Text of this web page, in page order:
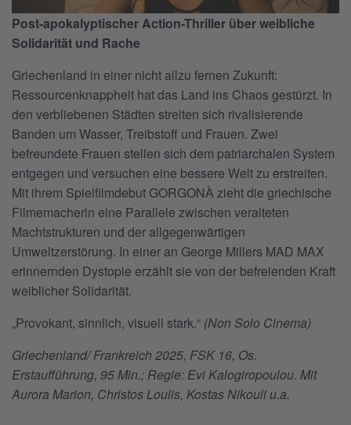
Post-apokalyptischer Action-Thriller über weibliche
Solidarität und Rache
Griechenland in einer nicht allzu fernen Zukunft:
Ressourcenknappheit hat das Land ins Chaos gestürzt. In
den verbliebenen Städten streiten sich rivalisierende
Banden um Wasser, Treibstoff und Frauen. Zwei
befreundete Frauen stellen sich dem patriarchalen System
entgegen und versuchen eine bessere Welt zu erstreiten.
Mit ihrem Spielfilmdebut GORGONÀ zieht die griechische
Filmemacherin eine Parallele zwischen veralteten
Machtstrukturen und der allgegenwärtigen
Umweltzerstörung. In einer an George Millers MAD MAX
erinnernden Dystopie erzählt sie von der befreienden Kraft
weiblicher Solidarität.
„Provokant, sinnlich, visuell stark.“ (Non Solo Cinema)
Griechenland/ Frankreich 2025, FSK 16, Os.
Erstaufführung, 95 Min.; Regie: Evi Kalogiropoulou. Mit
Aurora Marion, Christos Loulis, Kostas Nikouli u.a.